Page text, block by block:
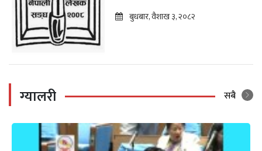
बुधबार, वैशाख ३, २०८२
ग्यालरी सबै